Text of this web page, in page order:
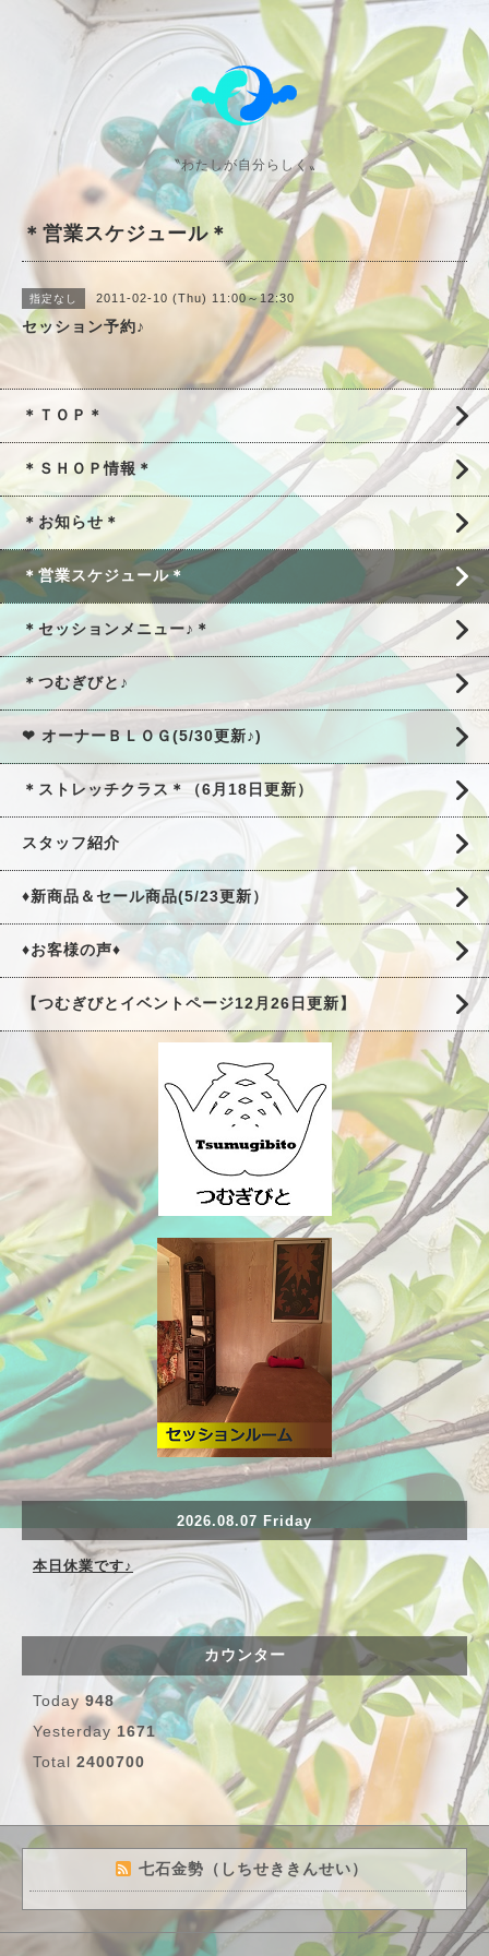
〝わたしが自分らしく〟
＊営業スケジュール＊
指定なし 2011-02-10 (Thu) 11:00～12:30
セッション予約♪
＊ＴＯＰ＊
＊ＳＨＯＰ情報＊
＊お知らせ＊
＊営業スケジュール＊
＊セッションメニュー♪＊
＊つむぎびと♪
❤ オーナーＢＬＯＧ(5/30更新♪)
＊ストレッチクラス＊（6月18日更新）
スタッフ紹介
♦新商品＆セール商品(5/23更新）
♦お客様の声♦
【つむぎびとイベントページ12月26日更新】
2026.08.07 Friday
本日休業です♪
カウンター
Today 948
Yesterday 1671
Total 2400700
七石金勢（しちせききんせい）